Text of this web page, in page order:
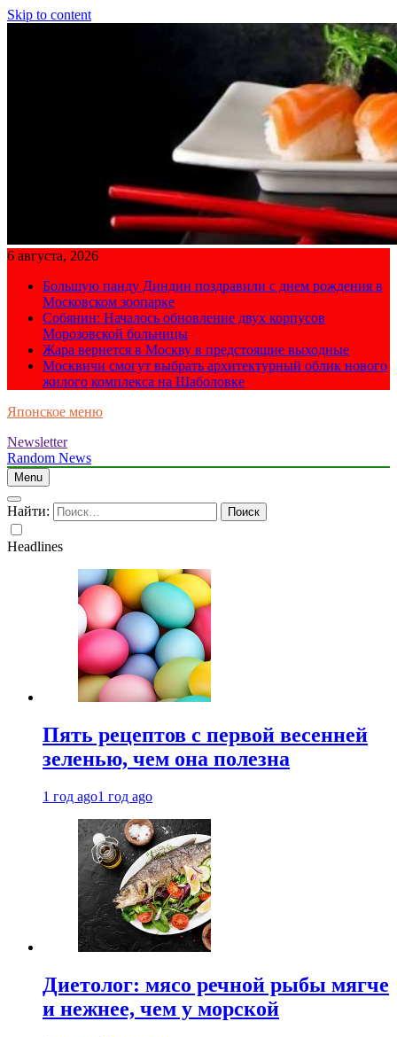
Skip to content
6 августа, 2026
Большую панду Диндин поздравили с днем рождения в
Московском зоопарке
Собянин: Началось обновление двух корпусов
Морозовской больницы
Жара вернется в Москву в предстоящие выходные
Москвичи смогут выбрать архитектурный облик нового
жилого комплекса на Шаболовке
Японское меню
Newsletter
Random News
Menu
Найти:
Headlines
Пять рецептов с первой весенней
зеленью, чем она полезна
1 год ago1 год ago
Диетолог: мясо речной рыбы мягче
и нежнее, чем у морской